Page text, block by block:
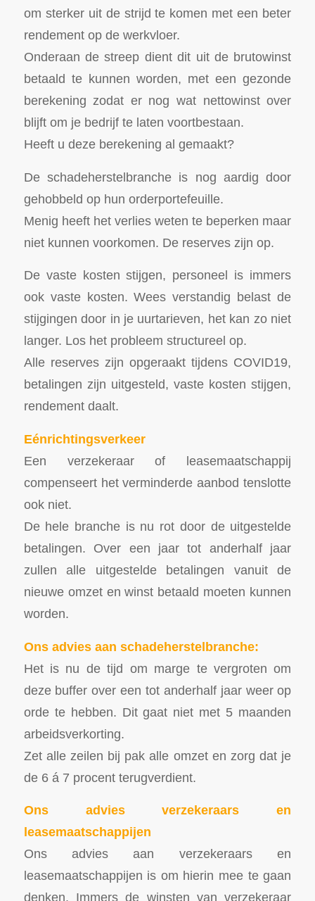
om sterker uit de strijd te komen met een beter
rendement op de werkvloer.
Onderaan de streep dient dit uit de brutowinst
betaald te kunnen worden, met een gezonde
berekening zodat er nog wat nettowinst over
blijft om je bedrijf te laten voortbestaan.
Heeft u deze berekening al gemaakt?
De schadeherstelbranche is nog aardig door
gehobbeld op hun orderportefeuille.
Menig heeft het verlies weten te beperken maar
niet kunnen voorkomen. De reserves zijn op.
De vaste kosten stijgen, personeel is immers
ook vaste kosten. Wees verstandig belast de
stijgingen door in je uurtarieven, het kan zo niet
langer. Los het probleem structureel op.
Alle reserves zijn opgeraakt tijdens COVID19,
betalingen zijn uitgesteld, vaste kosten stijgen,
rendement daalt.
Eénrichtingsverkeer
Een verzekeraar of leasemaatschappij
compenseert het verminderde aanbod tenslotte
ook niet.
De hele branche is nu rot door de uitgestelde
betalingen. Over een jaar tot anderhalf jaar
zullen alle uitgestelde betalingen vanuit de
nieuwe omzet en winst betaald moeten kunnen
worden.
Ons advies aan schadeherstelbranche:
Het is nu de tijd om marge te vergroten om
deze buffer over een tot anderhalf jaar weer op
orde te hebben. Dit gaat niet met 5 maanden
arbeidsverkorting.
Zet alle zeilen bij pak alle omzet en zorg dat je
de 6 á 7 procent terugverdient.
Ons advies verzekeraars en
leasemaatschappijen
Ons advies aan verzekeraars en
leasemaatschappijen is om hierin mee te gaan
denken. Immers de winsten van verzekeraar